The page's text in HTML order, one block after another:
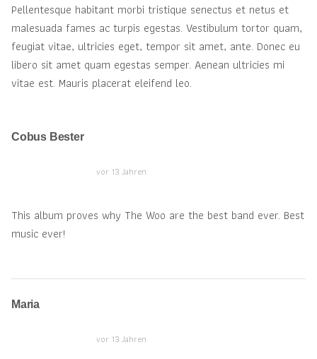
Pellentesque habitant morbi tristique senectus et netus et
malesuada fames ac turpis egestas. Vestibulum tortor quam,
feugiat vitae, ultricies eget, tempor sit amet, ante. Donec eu
libero sit amet quam egestas semper. Aenean ultricies mi
vitae est. Mauris placerat eleifend leo.
Cobus Bester
vor 13 Jahren
This album proves why The Woo are the best band ever. Best
music ever!
Maria
vor 13 Jahren